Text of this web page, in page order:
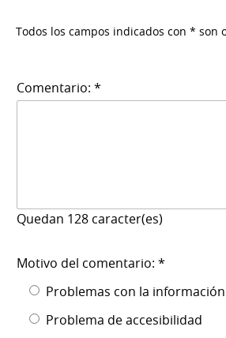
Todos los campos indicados con * son
Comentario: *
Quedan 128 caracter(es)
Motivo del comentario: *
Problemas con la
Problema de accesibilidad